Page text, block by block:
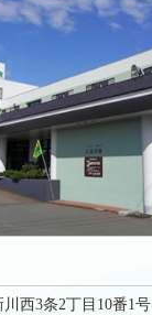
西3条2丁目10番1号